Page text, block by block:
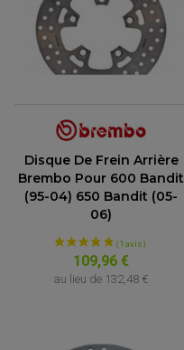
Disque De Frein Arrière
Brembo Pour 600 Bandit
(95-04) 650 Bandit (05-
06)
109,96 €
au lieu de 132,48 €